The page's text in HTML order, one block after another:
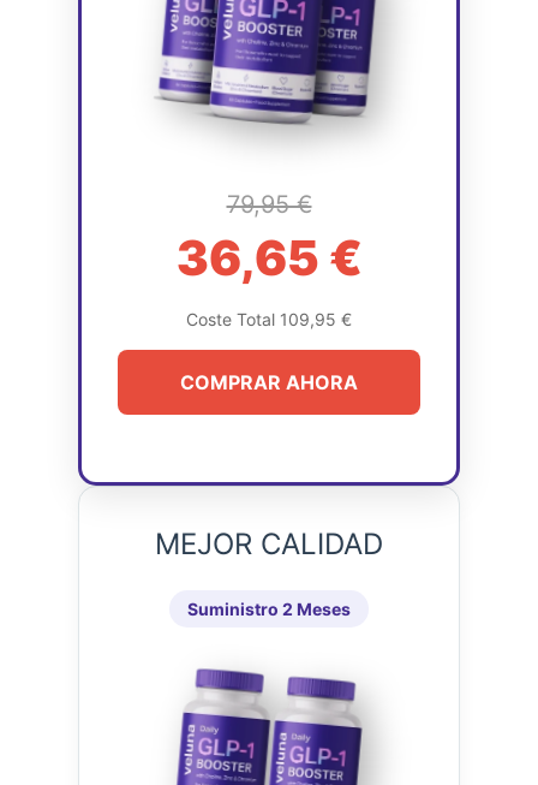
79,95 €
36,65 €
Coste Total 109,95 €
COMPRAR AHORA
MEJOR CALIDAD
Suministro 2 Meses